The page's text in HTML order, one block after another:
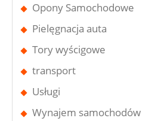
Opony Samochodowe
Pielęgnacja auta
Tory wyścigowe
transport
Usługi
Wynajem samochodów